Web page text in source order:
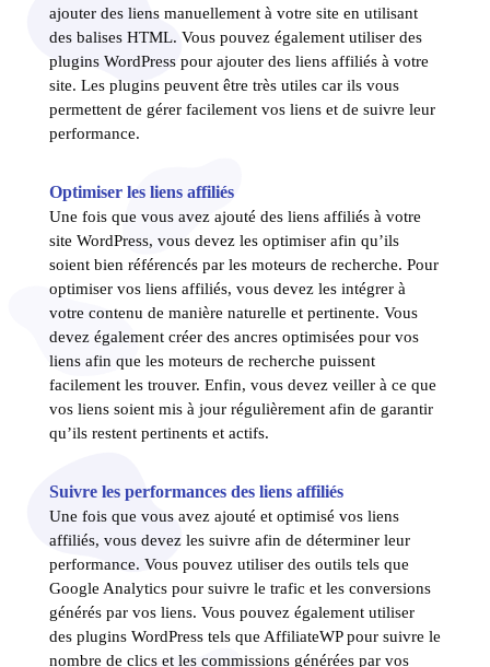
ajouter des liens manuellement à votre site en utilisant
des balises HTML. Vous pouvez également utiliser des
plugins WordPress pour ajouter des liens affiliés à votre
site. Les plugins peuvent être très utiles car ils vous
permettent de gérer facilement vos liens et de suivre leur
performance.
Optimiser les liens affiliés
Une fois que vous avez ajouté des liens affiliés à votre
site WordPress, vous devez les optimiser afin qu’ils
soient bien référencés par les moteurs de recherche. Pour
optimiser vos liens affiliés, vous devez les intégrer à
votre contenu de manière naturelle et pertinente. Vous
devez également créer des ancres optimisées pour vos
liens afin que les moteurs de recherche puissent
facilement les trouver. Enfin, vous devez veiller à ce que
vos liens soient mis à jour régulièrement afin de garantir
qu’ils restent pertinents et actifs.
Suivre les performances des liens affiliés
Une fois que vous avez ajouté et optimisé vos liens
affiliés, vous devez les suivre afin de déterminer leur
performance. Vous pouvez utiliser des outils tels que
Google Analytics pour suivre le trafic et les conversions
générés par vos liens. Vous pouvez également utiliser
des plugins WordPress tels que AffiliateWP pour suivre le
nombre de clics et les commissions générées par vos